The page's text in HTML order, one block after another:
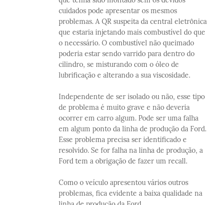
cuidados pode apresentar os mesmos
problemas. A QR suspeita da central eletrônica
que estaria injetando mais combustível do que
o necessário. O combustível não queimado
poderia estar sendo varrido para dentro do
cilindro, se misturando com o óleo de
lubrificação e alterando a sua viscosidade.
Independente de ser isolado ou não, esse tipo
de problema é muito grave e não deveria
ocorrer em carro algum. Pode ser uma falha
em algum ponto da linha de produção da Ford.
Esse problema precisa ser identificado e
resolvido. Se for falha na linha de produção, a
Ford tem a obrigação de fazer um recall.
Como o veículo apresentou vários outros
problemas, fica evidente a baixa qualidade na